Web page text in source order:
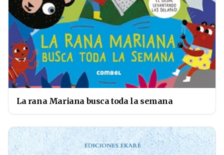
La rana Mariana busca toda la semana